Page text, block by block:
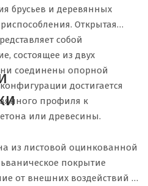
брусьев и деревянных
Открытая
собой
состоящее из двух
соединены опорной
достигается
профиля к
или древесины.
из листовой оцинкованной
покрытие
от внешних воздействий и